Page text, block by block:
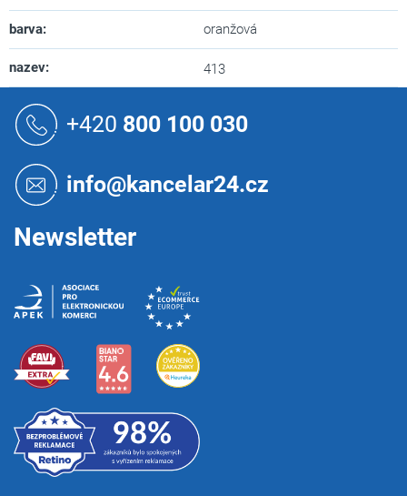
barva: oranžová
nazev: 413
+420 800 100 030
info@kancelar24.cz
Newsletter